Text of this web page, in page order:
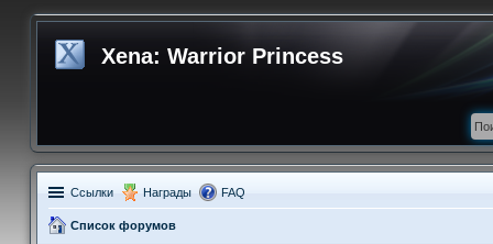
Xena: Warrior Princess
Ссылки Награды FAQ
Список форумов